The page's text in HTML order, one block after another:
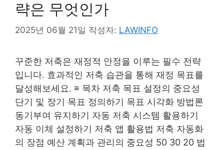
략은 무엇인가
2025년 06월 21일 작성자: LAWINFO
꾸준한 저축은 재정적 안정을 이루는 필수 전략
입니다. 효과적인 저축 습관을 통해 재정 목표를
달성해보세요. ≡ 목차 저축 목표 설정의 중요성
단기 및 장기 목표 정의하기 목표 시각화 방법론
동기부여 유지하기 자동 저축 시스템 활용하기
자동 이체 설정하기 저축 앱 활용법 저축 자동화
의 장점 예산 계획과 관리의 중요성 50 30 20 법